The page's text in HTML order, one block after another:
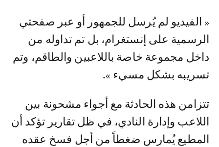
« الفيديو لم يُرسل للجمهور أو عبر صفحتي
الرسمية على إنستغرام، بل تم تداوله من
داخل مجموعة خاصة باللاعبين والطاقم، وتم
تسريبه بشكل مسيء ».
تتزامن هذه الحادثة مع أجواء مشحونة بين
اللاعب وإدارة النادي، في ظل تقارير تؤكد أن
المطيع يُمارس ضغطاً من أجل فسخ عقده